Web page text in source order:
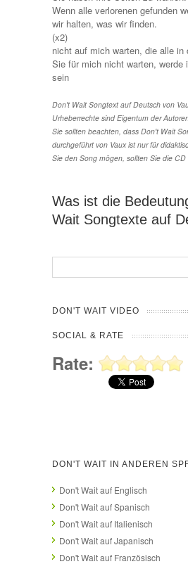
Wenn alle verlorenen gefunden
wir halten, was wir finden.
(x2)
nicht auf mich warten, die alle in
Sie für mich nicht warten, werde
sein
Don't Wait Songtext auf Deutsch von
Urheberrechte sind Eigentum der
Sie sollten beachten, dass Don't Wait
durchgeführt von Vaux ist nur für
Sie den Song mögen, sollten Sie die CD
Was ist die
Wait Songtexte auf
DON'T WAIT VIDEO
SOCIAL & RATE
Rate:
DON'T WAIT IN ANDEREN
Don't Wait auf Englisch
Don't Wait auf Spanisch
Don't Wait auf Italienisch
Don't Wait auf Japanisch
Don't Wait auf Französisch